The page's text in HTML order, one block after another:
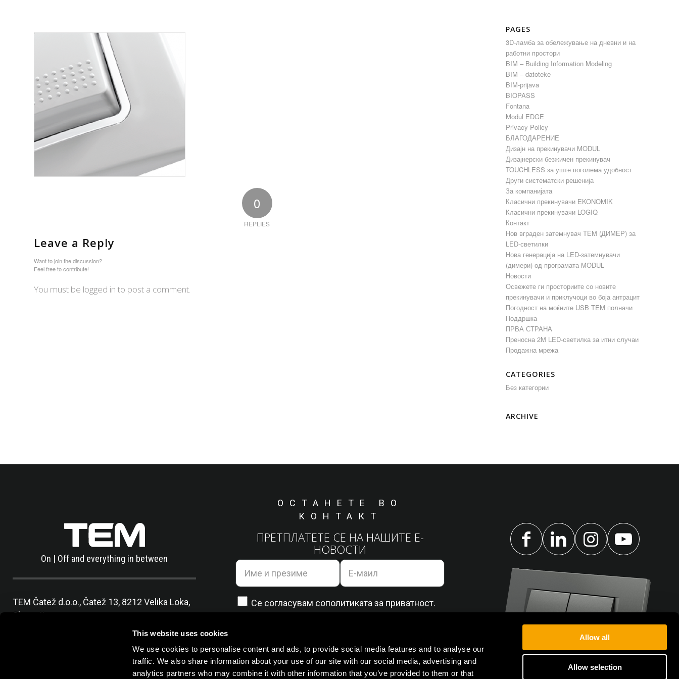
This website uses cookies
We use cookies to personalise content and ads, to provide social media features and to analyse our
traffic. We also share information about your use of our site with our social media, advertising and
analytics partners who may combine it with other information that you’ve provided to them or that
Allow all
Allow selection
0
REPLIES
Leave a Reply
Want to join the discussion?
Feel free to contribute!
You must be logged in to post a comment.
PAGES
3D-ламба за обележување на дневни и на
работни простори
BIM – Building Information Modeling
BIM – datoteke
BIM-prijava
BIOPASS
Fontana
Modul EDGE
Privacy Policy
БЛАГОДАРЕНИЕ
Дизајн на прекинувачи MODUL
Дизајнерски безжичен прекинувач
TOUCHLESS за уште поголема удобност
Други систематски решенија
За компанијата
Класични прекинувачи EKONOMIK
Класични прекинувачи LOGIQ
Контакт
Нов вграден затемнувач ТЕМ (ДИМЕР) за
LED-светилки
Нова генерација на LED-затемнувачи
(димери) од програмата MODUL
Новости
Освежете ги просториите со новите
прекинувачи и приклучоци во боја антрацит
Погодност на моќните USB TEM полначи
Поддршка
ПРВА СТРАНА
Преносна 2М LED-светилка за итни случаи
Продажна мрежа
CATEGORIES
Без категории
ARCHIVE
On | Off and everything in between
TEM Čatež d.o.o., Čatež 13, 8212 Velika Loka,
Slovenija
info@tem.si
ОСТАНЕТЕ ВО
КОНТАКТ
ПРЕТПЛАТЕТЕ СЕ НА НАШИТЕ Е-
НОВОСТИ
Се согласувам сополитиката за приватност.